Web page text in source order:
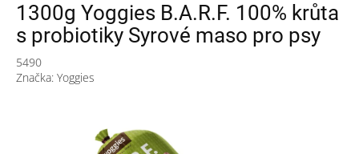
1300g Yoggies B.A.R.F. 100% krůta
s probiotiky Syrové maso pro psy
5490
Značka: Yoggies